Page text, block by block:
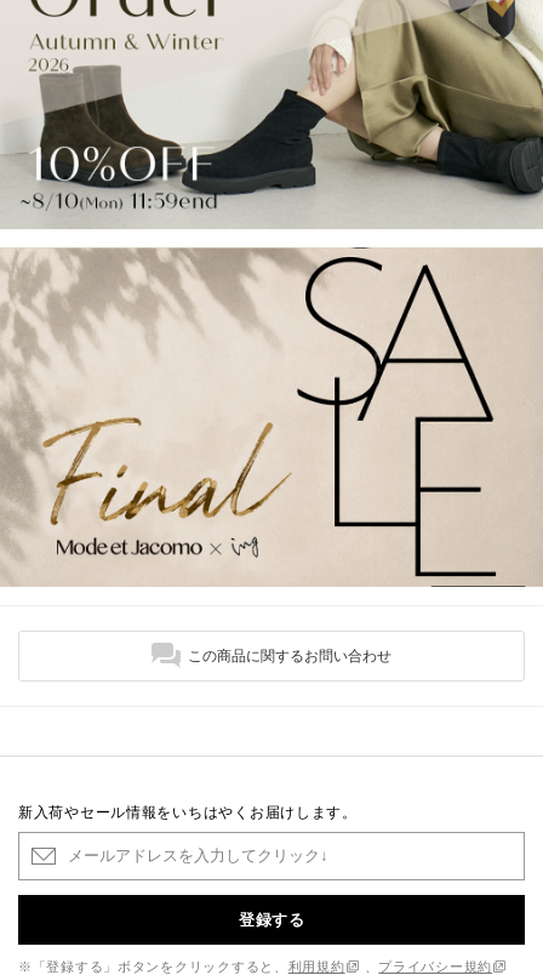
この商品に関するお問い合わせ
新入荷やセール情報をいちはやくお届けします。
登録する
※「登録する」ボタンをクリックすると、 利用規約
プライバシー規約